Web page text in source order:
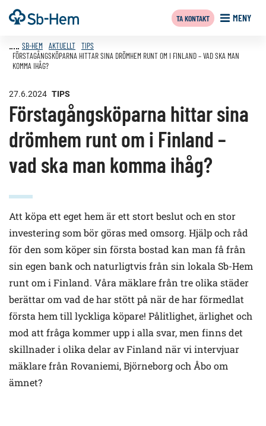
Till
innehållet
Framsida MENY
TA KONTAKT
SB-HEM AKTUELLT TIPS
FÖRSTAGÅNGSKÖPARNA HITTAR SINA DRÖMHEM RUNT OM I FINLAND – VAD SKA MAN
KOMMA IHÅG?
27.6.2024 TIPS
Förstagångsköparna hittar sina
drömhem runt om i Finland –
vad ska man komma ihåg?
Att köpa ett eget hem är ett stort beslut och en stor
investering som bör göras med omsorg. Hjälp och råd
för den som köper sin första bostad kan man få från
sin egen bank och naturligtvis från sin lokala Sb-Hem
runt om i Finland. Våra mäklare från tre olika städer
berättar om vad de har stött på när de har förmedlat
första hem till lyckliga köpare! Pålitlighet, ärlighet och
mod att fråga kommer upp i alla svar, men finns det
skillnader i olika delar av Finland när vi intervjuar
mäklare från Rovaniemi, Björneborg och Åbo om
ämnet?